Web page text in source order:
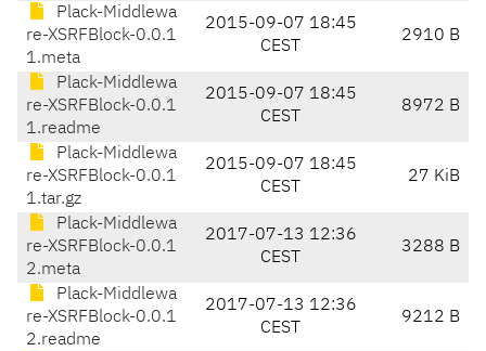
Plack-Middlewa
re-XSRFBlock-0.0.1
1.meta
2015-09-07 18:45
CEST
2910 B
Plack-Middlewa
re-XSRFBlock-0.0.1
1.readme
2015-09-07 18:45
CEST
8972 B
Plack-Middlewa
re-XSRFBlock-0.0.1
1.tar.gz
2015-09-07 18:45
CEST
27 KiB
Plack-Middlewa
re-XSRFBlock-0.0.1
2.meta
2017-07-13 12:36
CEST
3288 B
Plack-Middlewa
re-XSRFBlock-0.0.1
2.readme
2017-07-13 12:36
CEST
9212 B